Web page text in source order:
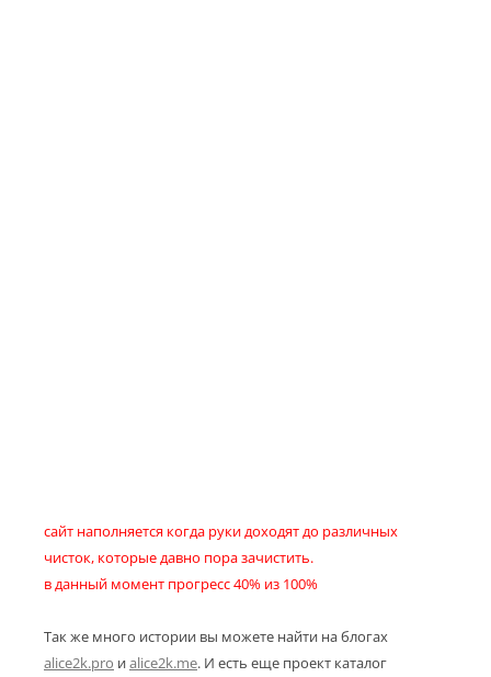
сайт наполняется когда руки доходят до различных
чисток, которые давно пора зачистить.
в данный момент прогресс 40% из 100%
Так же много истории вы можете найти на блогах
alice2k.pro иalice2k.me. И есть еще проект каталог